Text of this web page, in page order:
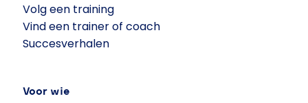
Volg een training
Vind een trainer of coach
Succesverhalen
Voor wie